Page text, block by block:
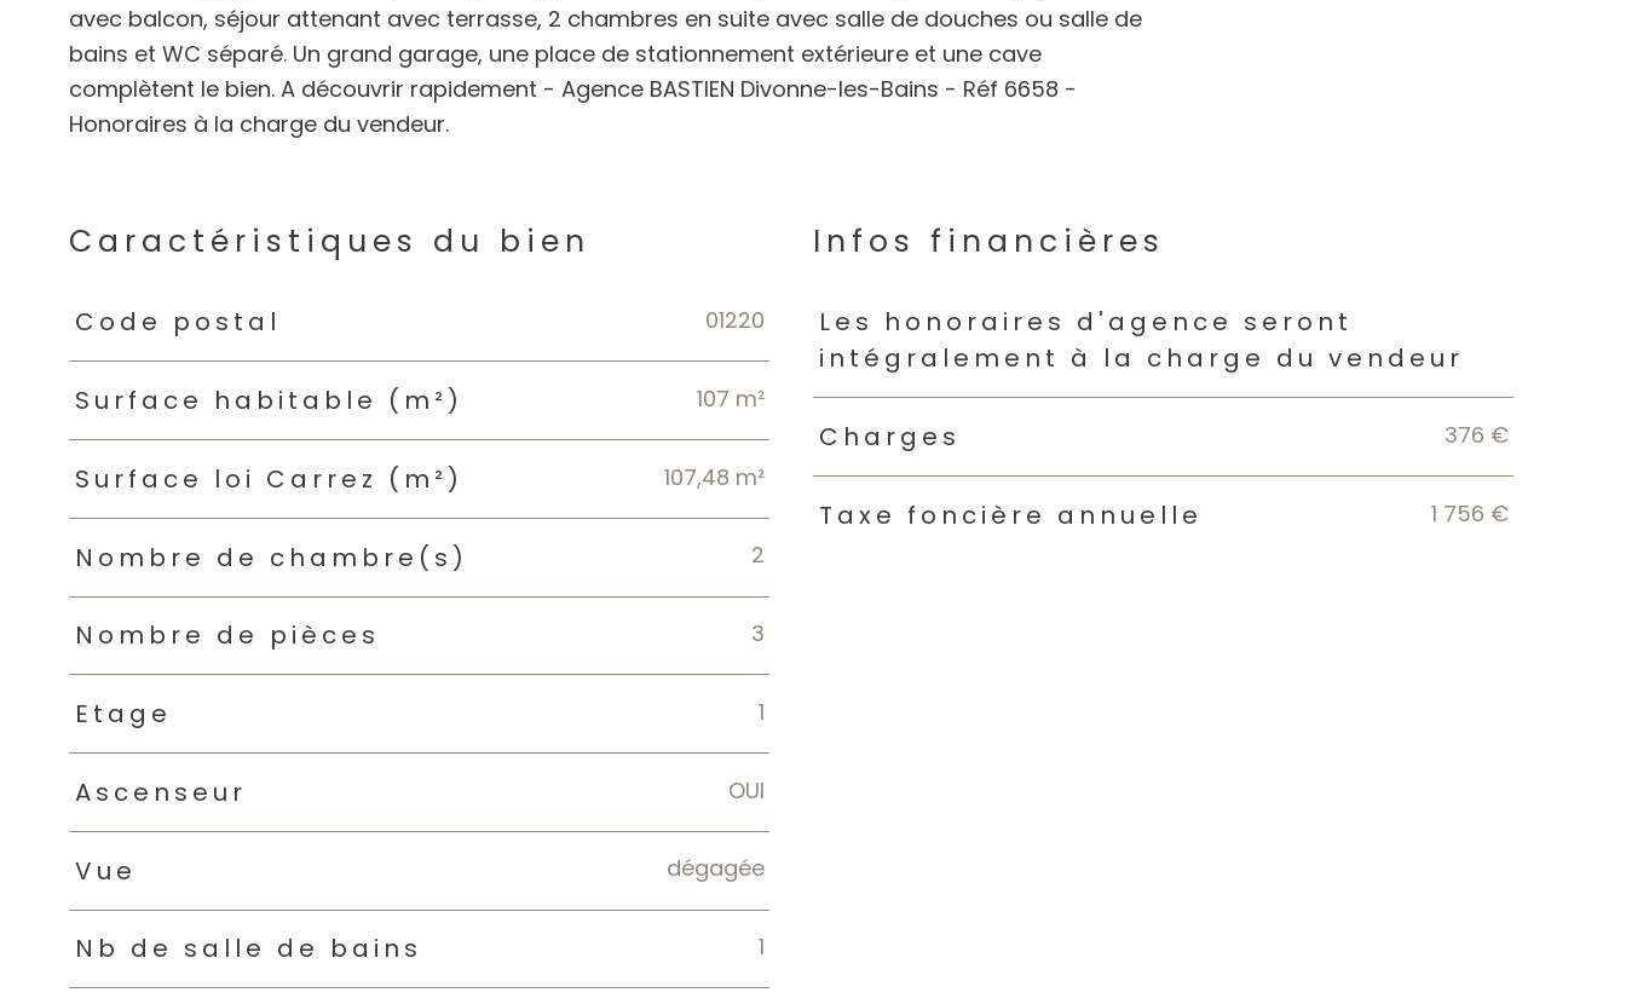
avec balcon, séjour attenant avec terrasse, 2 chambres en suite avec salle de douches ou salle de
bains et WC séparé. Un grand garage, une place de stationnement extérieure et une cave
complètent le bien. A découvrir rapidement - Agence BASTIEN Divonne-les-Bains - Réf 6658 -
Honoraires à la charge du vendeur.
Caractéristiques du bien
Caractéristiques Valeurs
Code postal 01220
Surface habitable (m²) 107 m²
Surface loi Carrez (m²) 107,48 m²
Nombre de chambre(s) 2
Nombre de pièces 3
Etage 1
Ascenseur OUI
Vue dégagée
Nb de salle de bains 1
Infos financières
Caractéristiques Valeurs
Les honoraires d'agence seront
intégralement à la charge du vendeur
Charges 376 €
Taxe foncière annuelle 1 756 €